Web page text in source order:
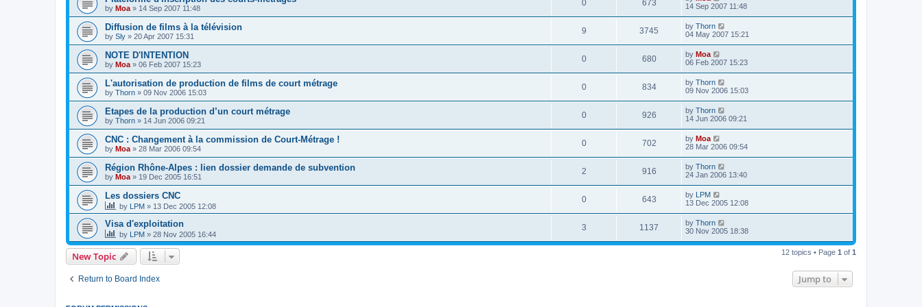
by Moa » 14 Sep 2007 11:48
0 673
14 Sep 2007 11:48
Diffusion de films à la télévision
by Sly » 20 Apr 2007 15:31
9 3745 by Thorn
04 May 2007 15:21
NOTE D'INTENTION
by Moa » 06 Feb 2007 15:23
0 680 by Moa
06 Feb 2007 15:23
L'autorisation de production de films de court métrage
by Thorn » 09 Nov 2006 15:03
0 834 by Thorn
09 Nov 2006 15:03
Etapes de la production d’un court métrage
by Thorn » 14 Jun 2006 09:21
0 926 by Thorn
14 Jun 2006 09:21
CNC : Changement à la commission de Court-Métrage !
by Moa » 28 Mar 2006 09:54
0 702 by Moa
28 Mar 2006 09:54
Région Rhône-Alpes : lien dossier demande de subvention
by Moa » 19 Dec 2005 16:51
2 916 by Thorn
24 Jan 2006 13:40
Les dossiers CNC
by LPM » 13 Dec 2005 12:08
0 643 by LPM
13 Dec 2005 12:08
Visa d'exploitation
by LPM » 28 Nov 2005 16:44
3 1137 by Thorn
30 Nov 2005 18:38
New Topic 12 topics • Page 1 of 1
Return to Board Index Jump to